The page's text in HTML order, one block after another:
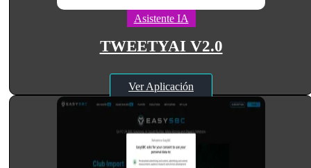
Asistente IA
TWEETYAI V2.0
Ver Aplicación